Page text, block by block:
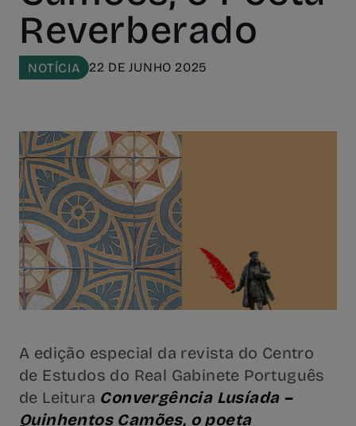
Reverberado
NOTÍCIA 22 DE JUNHO 2025
A edição especial da revista do Centro
de Estudos do Real Gabinete Português
de Leitura Convergência Lusíada –
Quinhentos Camões, o poeta